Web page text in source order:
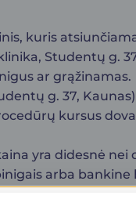
kuris
Studentų g.
ar grąžinamas.
g. 37,
kursus
yra didesnė
arba bankine